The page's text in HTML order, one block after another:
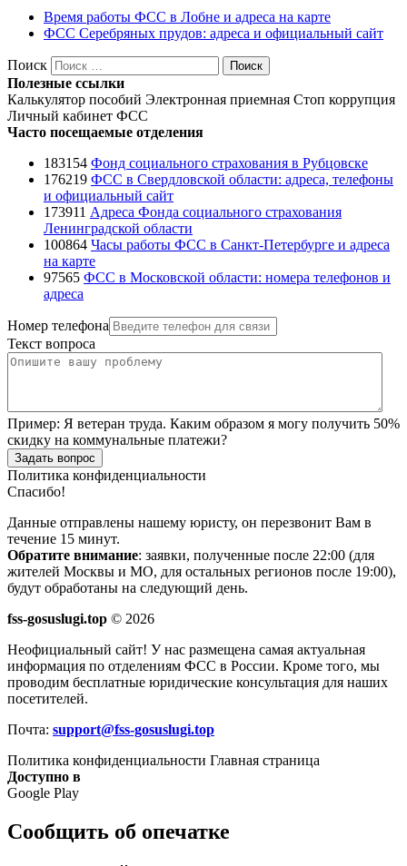
Время работы ФСС в Лобне и адреса на карте
ФСС Серебряных прудов: адреса и официальный сайт
Поиск Поиск
Полезные ссылки
Калькулятор пособий Электронная приемная Стоп коррупция
Личный кабинет ФСС
Часто посещаемые отделения
183154 Фонд социального страхования в Рубцовске
176219 ФСС в Свердловской области: адреса, телефоны
и официальный сайт
173911 Адреса Фонда социального страхования
Ленинградской области
100864 Часы работы ФСС в Санкт-Петербурге и адреса
на карте
97565 ФСС в Московской области: номера телефонов и
адреса
Номер телефона
Текст вопроса
Пример: Я ветеран труда. Каким образом я могу получить 50%
скидку на коммунальные платежи?
Задать вопрос
Политика конфиденциальности
Спасибо!
Данные отправлены нашему юристу, он перезвонит Вам в
течение 15 минут.
Обратите внимание: заявки, полученные после 22:00 (для
жителей Москвы и МО, для остальных регионов после 19:00),
будут обработаны на следующий день.
fss-gosuslugi.top © 2026
Неофициальный сайт! У нас размещена самая актуальная
информация по отделениям ФСС в России. Кроме того, мы
проводим бесплатные юридические консультация для наших
посетителей.
Почта: support@fss-gosuslugi.top
Политика конфиденциальности Главная страница
Доступно в
Google Play
Сообщить об опечатке